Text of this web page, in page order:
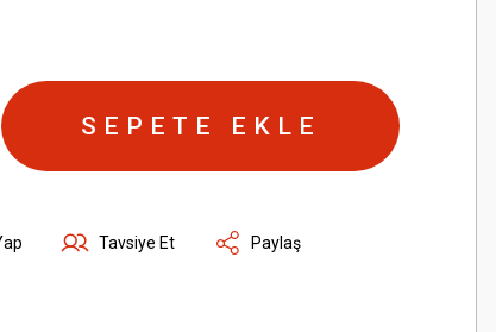
SEPETE EKLE
Tavsiye Et Paylaş